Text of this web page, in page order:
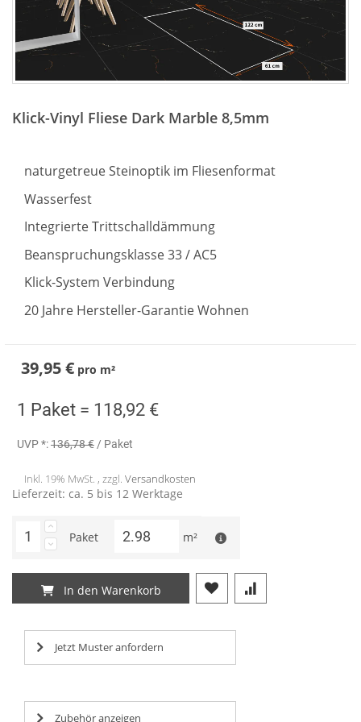
der
Klick-Vinyl Fliese Dark Marble 8,5mm
naturgetreue Steinoptik im Fliesenformat
Wasserfest
Integrierte Trittschalldämmung
Beanspruchungsklasse 33 / AC5
Klick-System Verbindung
20 Jahre Hersteller-Garantie Wohnen
39,95 € pro m²
1 Paket = 118,92 €
UVP *:136,78 €/ Paket
Inkl. 19% MwSt. , zzgl. Versandkosten
Lieferzeit: ca. 5 bis 12 Werktage
Paket m²
In den Warenkorb
Jetzt Muster anfordern
Zubehör anzeigen